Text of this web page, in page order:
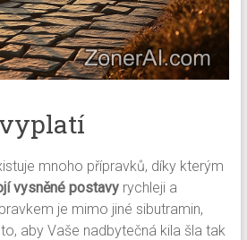
vyplatí
mnoho přípravků, díky kterým
vysněné postavyrychleji a
je mimo jiné sibutramin,
aby Vaše nadbytečná kila šla tak